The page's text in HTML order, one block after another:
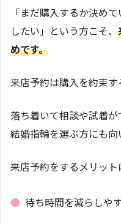
「まだ購入するか決め
したい」という方こそ、
めです。
来店予約は購入を約束す
落ち着いて相談や試着
結婚指輪を選ぶ方にも向
来店予約をするメリット
● 待ち時間を減らしや